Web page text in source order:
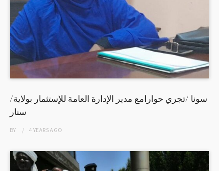
/سونا /تجري حوارامع مدير الإدارة العامة للإستثمار بولاية
سنار
BY 4 YEARSAGO